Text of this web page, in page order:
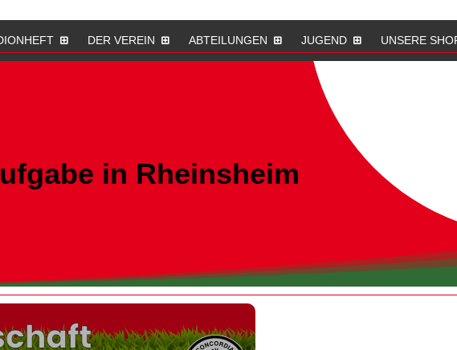
DER VEREIN ABTEILUNGEN JUGEND UNSERE
in Rheinsheim